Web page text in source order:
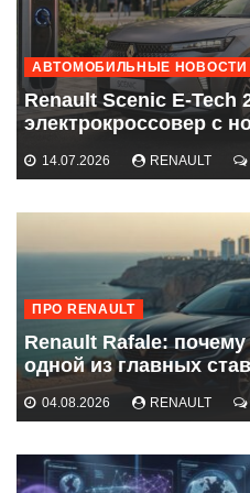
ПРО RENAULT
Renault Rafale:
одной из главных
04.08.2026 RENAULT
АВТОМОБИЛЬНЫЕ НОВОСТИ
Renault Scenic E-Tech
электрокроссовер с
14.07.2026 RENAULT